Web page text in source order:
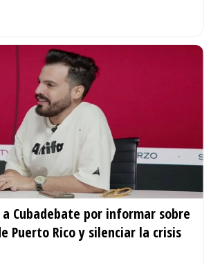
Cubadebate por informar sobre
Puerto Rico y silenciar la crisis